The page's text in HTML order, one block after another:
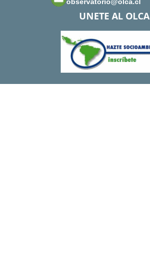
observatorio@olca.cl
UNETE AL OLCA